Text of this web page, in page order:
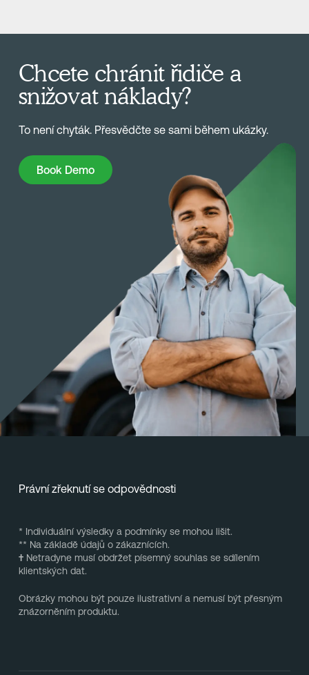
Chcete chránit řidiče a
snižovat náklady?
To není chyták. Přesvědčte se sami během ukázky.
Book Demo
Book Demo
Právní zřeknutí se odpovědnosti
* Individuální výsledky a podmínky se mohou lišit.
** Na základě údajů o zákaznících.
†Netradyne musí obdržet písemný souhlas se sdílením
klientských dat.
Obrázky mohou být pouze ilustrativní a nemusí být přesným
znázorněním produktu.